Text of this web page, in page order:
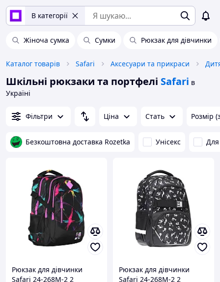
В категорії
Жіноча сумка Сумки Рюкзак для дівчинки
Каталог товарів Safari Аксесуари та прикраси
Шкільні рюкзаки та портфелі Safari в
Україні
Фільтри Ціна Стать Розмір
Безкоштовна доставка Rozetka Унісекс Для
Рюкзак для дівчинки
Safari 24-268M-2 2
Рюкзак для дівчинки
Safari 24-268M-2 2